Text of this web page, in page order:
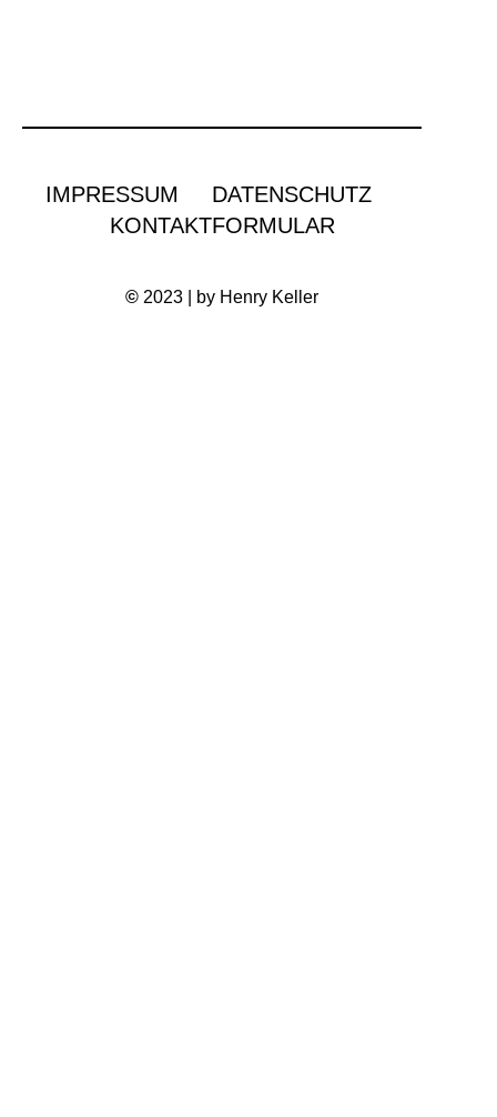
IMPRESSUM
DATENSCHUTZ
KONTAKTFORMULAR
© 2023 | by Henry Keller